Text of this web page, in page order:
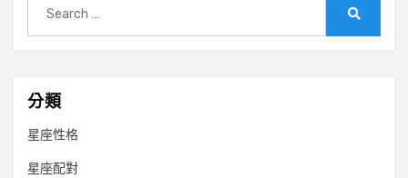
for:
分類
星座性格
星座配對